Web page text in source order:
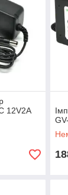
каталозі більше
актуальних
наявності на
відправляються
в день
товар.
12V2A